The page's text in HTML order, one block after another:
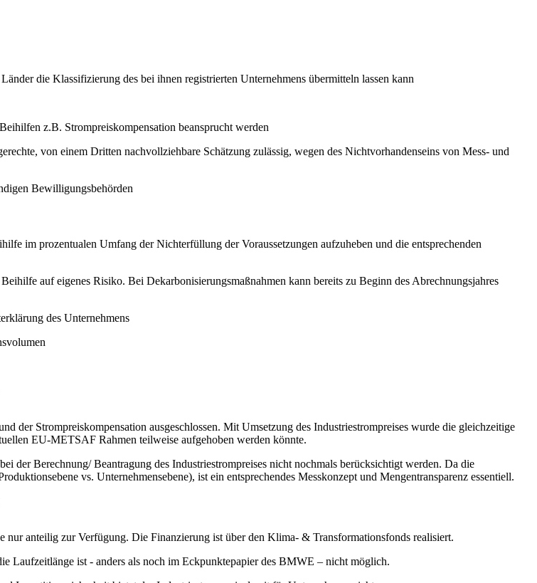
die Klassifizierung des bei ihnen registrierten Unternehmens übermitteln lassen kann
z.B. Strompreiskompensation beansprucht werden
von einem Dritten nachvollziehbare Schätzung zulässig, wegen des Nichtvorhandenseins von Mess- und
Bewilligungsbehörden
im prozentualen Umfang der Nichterfüllung der Voraussetzungen aufzuheben und die entsprechenden
auf eigenes Risiko. Bei Dekarbonisierungsmaßnahmen kann bereits zu Beginn des Abrechnungsjahres
des Unternehmens
der Strompreiskompensation ausgeschlossen. Mit Umsetzung des Industriestrompreises wurde die gleichzeitige
EU-METSAF Rahmen teilweise aufgehoben werden könnte.
der Berechnung/ Beantragung des Industriestrompreises nicht nochmals berücksichtigt werden. Da die
vs. Unternehmensebene), ist ein entsprechendes Messkonzept und Mengentransparenz essentiell.
anteilig zur Verfügung. Die Finanzierung ist über den Klima- & Transformationsfonds realisiert.
Laufzeitlänge ist - anders als noch im Eckpunktepapier des BMWE – nicht möglich.